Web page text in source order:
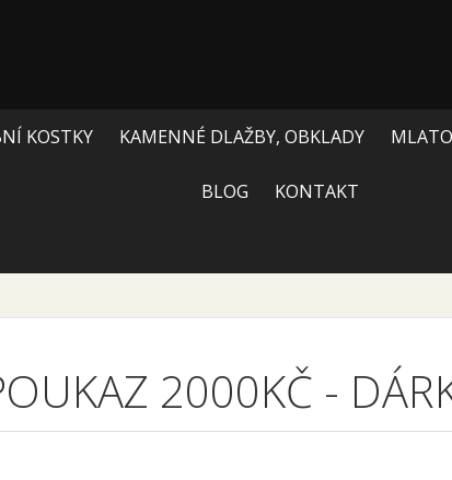
KOSTKY KAMENNÉ DLAŽBY, OBKLADY
BLOG KONTAKT
2000KČ -